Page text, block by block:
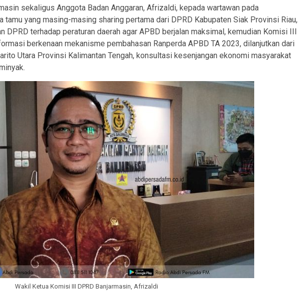
sekaligus Anggota Badan Anggaran, Afrizaldi, kepada wartawan pada
tamu yang masing-masing sharing pertama dari DPRD Kabupaten Siak Provinsi Riau,
DPRD terhadap peraturan daerah agar APBD berjalan maksimal, kemudian Komisi III
berkenaan mekanisme pembahasan Ranperda APBD TA 2023, dilanjutkan dari
Utara Provinsi Kalimantan Tengah, konsultasi kesenjangan ekonomi masyarakat
Wakil Ketua Komisi III DPRD Banjarmasin, Afrizaldi